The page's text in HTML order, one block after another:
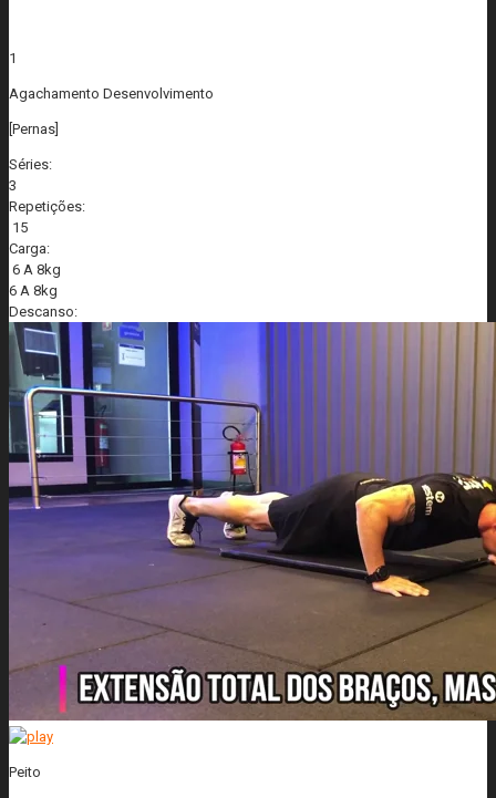
1
Agachamento Desenvolvimento
[Pernas]
Séries:
3
Repetições:
15
Carga:
6 A 8kg
6 A 8kg
Descanso:
Peito